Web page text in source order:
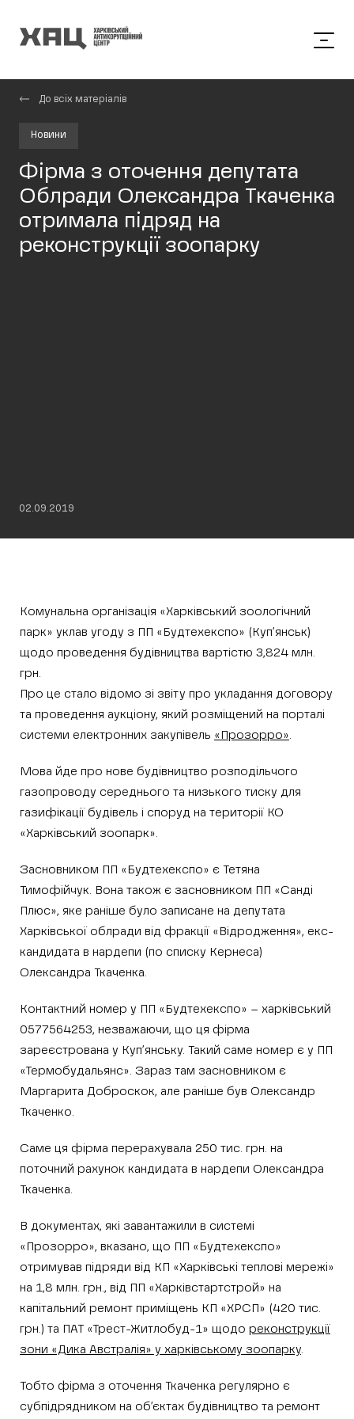
До всіх матеріалів
Новини
Фірма з оточення депутата
Облради Олександра Ткаченка
отримала підряд на
реконструкції зоопарку
02.09.2019
Комунальна організація «Харківський зоологічний
парк» уклав угоду з ПП «Будтехекспо» (Куп’янськ)
щодо проведення будівництва вартістю 3,824 млн.
грн.
Про це стало відомо зі звіту про укладання договору
та проведення аукціону, який розміщений на порталі
системи електронних закупівель «Прозорро».
Мова йде про нове будівництво розподільчого
газопроводу середнього та низького тиску для
газифікації будівель і споруд на території КО
«Харківський зоопарк».
Засновником ПП «Будтехекспо» є Тетяна
Тимофійчук. Вона також є засновником ПП «Санді
Плюс», яке раніше було записане на депутата
Харківської облради від фракції «Відродження», екс-
кандидата в нардепи (по списку Кернеса)
Олександра Ткаченка.
Контактний номер у ПП «Будтехекспо» – харківський
0577564253, незважаючи, що ця фірма
зареєстрована у Куп’янську. Такий саме номер є у ПП
«Термобудальянс». Зараз там засновником є
Маргарита Доброскок, але раніше був Олександр
Ткаченко.
Саме ця фірма перерахувала 250 тис. грн. на
поточний рахунок кандидата в нардепи Олександра
Ткаченка.
В документах, які завантажили в системі
«Прозорро», вказано, що ПП «Будтехекспо»
отримував підряди від КП «Харківські теплові мережі»
на 1,8 млн. грн., від ПП «Харківстартстрой» на
капітальний ремонт приміщень КП «ХРСП» (420 тис.
грн.) та ПАТ «Трест-Житлобуд-1» щодо реконструкції
зони «Дика Австралія» у харківському зоопарку.
Тобто фірма з оточення Ткаченка регулярно є
субпідрядником на об’єктах будівництво та ремонт